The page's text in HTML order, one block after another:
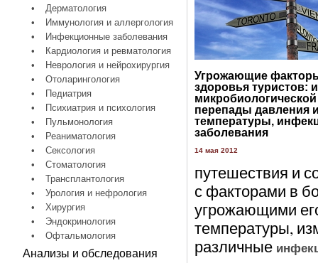
•
Дерматология
•
Иммунология и аллергология
•
Инфекционные заболевания
•
Кардиология и ревматология
•
Неврология и нейрохирургия
•
Отоларингология
•
Педиатрия
•
Психиатрия и психология
•
Пульмонология
•
Реаниматология
•
Сексология
•
Стоматология
•
Трансплантология
•
Урология и нефрология
•
Хирургия
•
Эндокринология
•
Офтальмология
Анализы и обследования
Угрожающие
здоровья туристов:
перепады давления
температуры,
заболевания
14 мая 2012
путешествия и
с факторами в
угрожающими
температуры,
различные